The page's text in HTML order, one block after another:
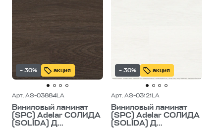
– 30% акция
Арт. AS-03884LA
Виниловый ламинат
(SPC) Adelar СОЛИДА
(SOLIDA) Д...
– 30% акция
Арт. AS-03121LA
Виниловый ламинат
(SPC) Adelar СОЛИДА
(SOLIDA) Д...